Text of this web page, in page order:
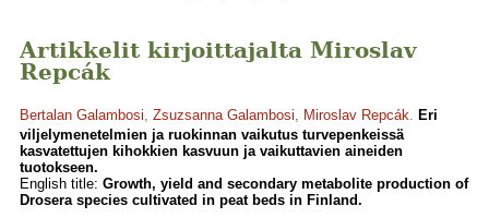
Artikkelit kirjoittajalta Miroslav
Repcák
Bertalan Galambosi, Zsuzsanna Galambosi, Miroslav Repcák. Eri
viljelymenetelmien ja ruokinnan vaikutus turvepenkeissä
kasvatettujen kihokkien kasvuun ja vaikuttavien aineiden
tuotokseen.
English title: Growth, yield and secondary metabolite production of
Drosera species cultivated in peat beds in Finland.